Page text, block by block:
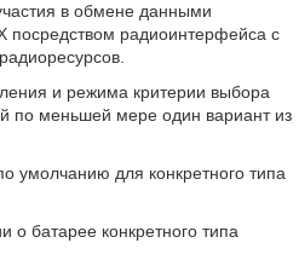
в обмене данными
посредством радиоинтерфейса с
и режима критерии выбора
по меньшей мере один вариант из
умолчанию для конкретного типа
батарее конкретного типа